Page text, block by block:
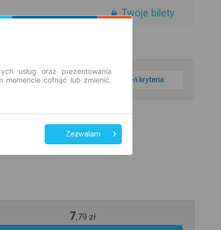
Twoje bilety
zmień kryteria
7,79 zł
usług oraz prezentowania
momencie cofnąć lub zmienić.
Zezwalam